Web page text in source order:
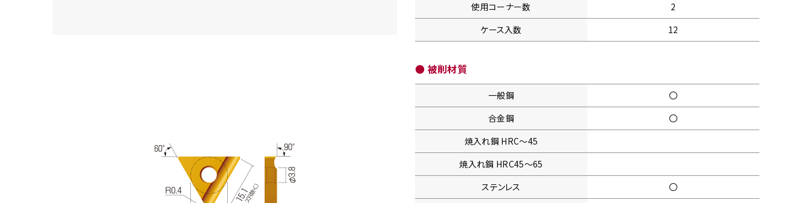
使用コーナー数
2
ケース入数
12
● 被削材質
一般鋼
〇
合金鋼
〇
焼入れ鋼 HRC〜45
焼入れ鋼 HRC45〜65
ステンレス
〇